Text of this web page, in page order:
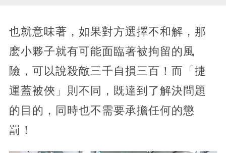
也就意味著，如果對方選擇不和解，那
麽小夥子就有可能面臨著被拘留的風
險，可以說殺敵三千自損三百！而「捷
運蓋被俠」則不同，既達到了解決問題
的目的，同時也不需要承擔任何的懲
罰！